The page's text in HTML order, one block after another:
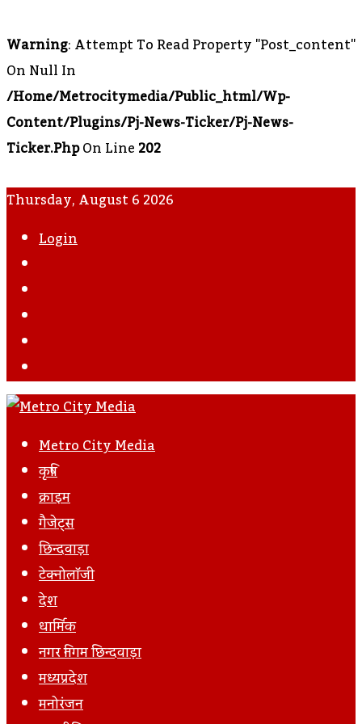
Warning: Attempt To Read Property "post_content"
On Null In
/home/metrocitymedia/public_html/wp-
Content/plugins/pj-News-Ticker/pj-News-
Ticker.phpOn Line202
Thursday, August 6 2026
Login
Metro City Media
कृषि
क्राइम
गैजेट्स
छिन्दवाड़ा
टेक्नोलॉजी
देश
धार्मिक
नगर निगम छिन्दवाड़ा
मध्यप्रदेश
मनोरंजन